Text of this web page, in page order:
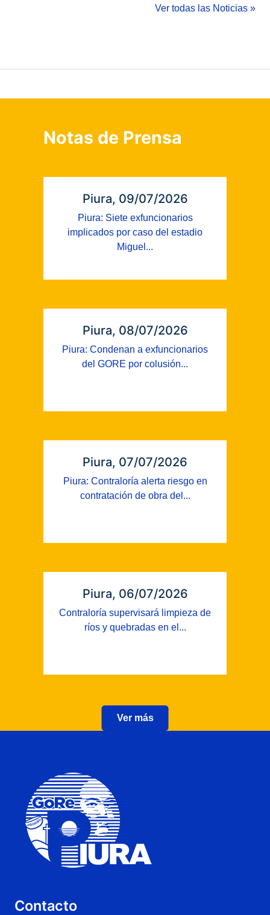
Ver todas las Noticias »
Notas de Prensa
Piura, 09/07/2026
Piura: Siete exfuncionarios
implicados por caso del estadio
Miguel...
Piura, 08/07/2026
Piura: Condenan a exfuncionarios
del GORE por colusión...
Piura, 07/07/2026
Piura: Contraloría alerta riesgo en
contratación de obra del...
Piura, 06/07/2026
Contraloría supervisará limpieza de
ríos y quebradas en el...
Ver más
Contacto